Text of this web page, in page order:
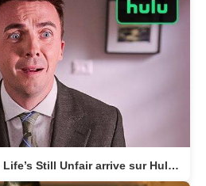
Malcolm in the Middle : Life’s Still Unfair arrive sur Hulu le 10 avril 2026